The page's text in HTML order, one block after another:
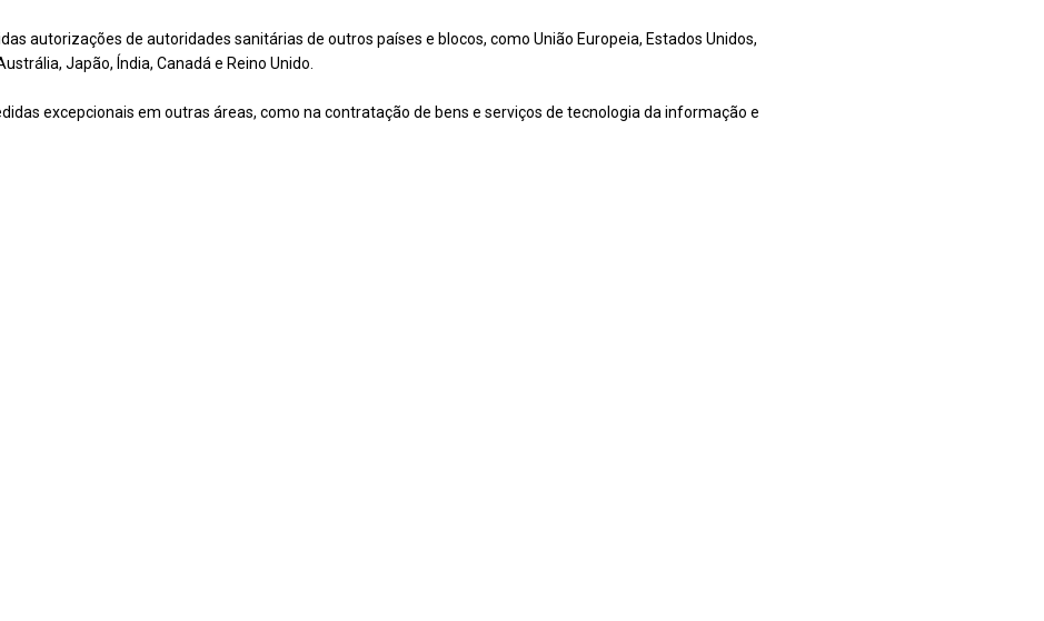
autorizações de autoridades sanitárias de outros países e blocos, como União Europeia, Estados Unidos,
Japão, Índia, Canadá e Reino Unido.
excepcionais em outras áreas, como na contratação de bens e serviços de tecnologia da informação e